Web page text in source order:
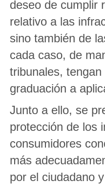
deseo de cumplir
relativo a las
sino también de
cada caso, de
tribunales,
graduación a
Junto a ello, se
protección de los
consumidores
más
por el ciudadano